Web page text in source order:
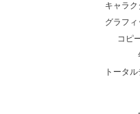
キャラ
グラフ
コピ
トータ